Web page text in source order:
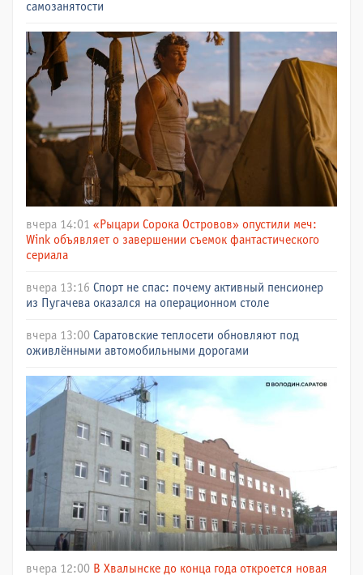
самозанятости
вчера 14:01 «Рыцари Сорока Островов» опустили меч:
Wink объявляет о завершении съемок фантастического
сериала
вчера 13:16 Спорт не спас: почему активный пенсионер
из Пугачева оказался на операционном столе
вчера 13:00 Саратовские теплосети обновляют под
оживлёнными автомобильными дорогами
вчера 12:00 В Хвалынске до конца года откроется новая